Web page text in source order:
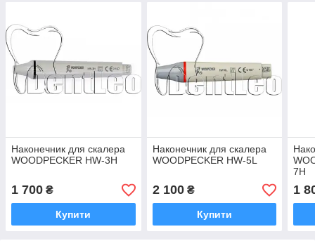
Наконечник для скалера
WOODPECKER HW-3H
1 700 ₴
Купити
Наконечник для скалера
WOODPECKER HW-5L
2 100₴
Купити
7H
1